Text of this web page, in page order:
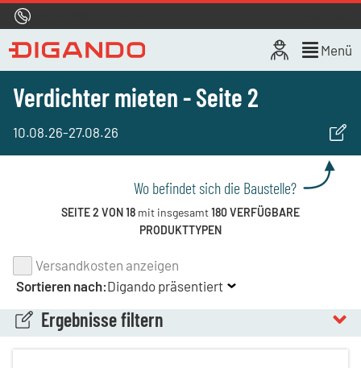
Menü
Verdichter mieten - Seite 2
10.08.26-27.08.26
Wo befindet sich die Baustelle?
SEITE 2 VON 18mit insgesamt180 VERFÜGBARE
PRODUKTTYPEN
Ergebnisse filtern
Versandkosten anzeigen
Sortieren nach:Digando präsentiert